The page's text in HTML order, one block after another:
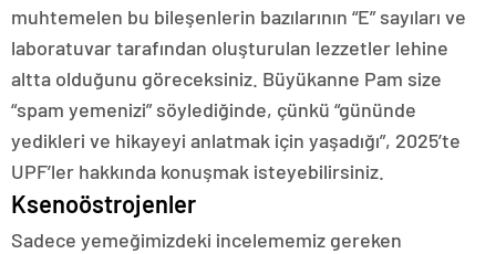
muhtemelen bu bileşenlerin bazılarının “E” sayıları ve
laboratuvar tarafından oluşturulan lezzetler lehine
altta olduğunu göreceksiniz. Büyükanne Pam size
“spam yemenizi” söylediğinde, çünkü “gününde
yedikleri ve hikayeyi anlatmak için yaşadığı”, 2025’te
UPF’ler hakkında konuşmak isteyebilirsiniz.
Ksenoöstrojenler
Sadece yemeğimizdeki incelememiz gereken